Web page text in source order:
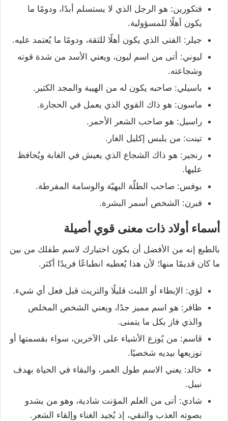
فتكورين: هو الرجل الذي لا يستسلم أبدًا، ودومًا ما
يكون أهلًا للمسؤولية.
جیلر: الفتى الذي يكون أهلًا للثقة، ودومًا ما يُعتمد عليه.
لیوني: أتى من اسم ليون، ويعني الأسد من شدة قوته
وشجاعته.
باسیلي: صاحبه يكون له من الهيبة والمجد الكثير.
ماسون: هو ذاك القوي الذي يعمل في الحجارة.
راسیل: هو صاحب الشعر الأحمر.
تینت: من يلبس إكليل الغار.
رنجیر: هو ذاك الشجاع الذي يعيش في الغابة ويُحافظ
عليها.
بوفس: صاحب الطلّة البهيّة والوسامة المفرطة.
فبرن: الشخص أسمر البشرة.
أسماء أولاد ذات معنى قوي أصيلة
بالطبع إنه من الأفضل أن يكون اختيارك لاسم طفلك من بين
ما كان قديمًا منها؛ لأن هذا يُعطيه انطباعًا فريدًا أكثر.
لؤي: الإبطاء أو اللبث قليلًا والتريث قبل فعل أي شيء.
ظافر: هو اسم مميز جدًا، ويعني الشخص المخلص
والذي فاز بكل ما يتمنى.
قاسم: من يُوزع الأشياء على الآخرين، سواء بقسمتها أو
توزيعها بيديه شخصيًا.
خالد: يعني الاسم طول العمر، والبقاء في الحياة بهدف
نبيل.
شادي: أتى من العلم المؤنت شادية، وهو من يشدو
بصوته العذب والنقي، إذ يُجيد الغناء وإلقاء الشعر.